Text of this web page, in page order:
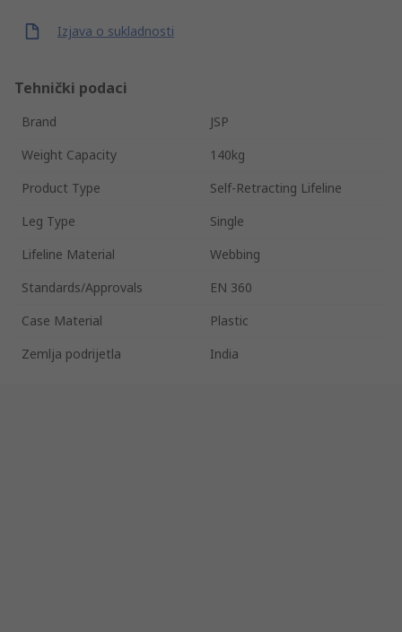
Izjava o sukladnosti
Tehnički podaci
Brand
JSP
Weight Capacity
140kg
Product Type
Self-Retracting Lifeline
Leg Type
Single
Lifeline Material
Webbing
Standards/Approvals
EN 360
Case Material
Plastic
Zemlja podrijetla
India